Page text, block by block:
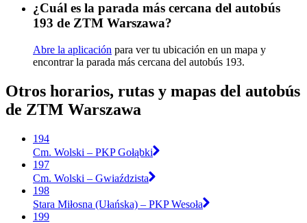
¿Cuál es la parada más cercana del autobús
193 de ZTM Warszawa?
Abre la aplicación para ver tu ubicación en un mapa y
encontrar la parada más cercana del autobús 193.
Otros horarios, rutas y mapas del autobús
de ZTM Warszawa
194
Cm. Wolski – PKP Gołąbki
197
Cm. Wolski – Gwiaździsta
198
Stara Miłosna (Ułańska) – PKP Wesoła
199